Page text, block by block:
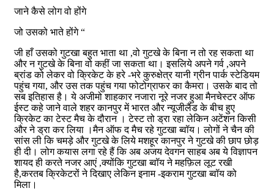
जाने कैसे लोग वो होंगे
जो उसको भाते होंगे “
जी हाँ उसको गुटखा बहुत भाता था ,वो गुटखे के बिना न तो रह सकता था
और न गुटखे के बिना वो कहीं जा सकता था। इसलिये अपने गर्व ,अपने
ब्रांड को लेकर वो क्रिकेट के हरे -भरे कुरुक्षेत्र यानी ग्रीन पार्क स्टेडियम
पहुंच गया, और उस तक पहुंच गया फोटोग्राफर का कैमरा। उसके बाद तो
सब इतिहास है। ये अजीमो शाहकार नजारा नूरे नजर हुआ मैनचेस्टर ऑफ
ईस्ट कहे जाने वाले शहर कानपुर में भारत और न्यूजीलैंड के बीच हुए
क्रिकेट का टेस्ट मैच के दौरान । टेस्ट तो ड्रा रहा लेकिन अटेंशन किसी
और ने ड्रा कर लिया ।मैन ऑफ द मैच रहे गुटखा ब्वॉय। लोगों ने चैन की
सांस ली कि चमड़े और गुटखे के लिये मशहूर कानपुर ने गुटखे की छाप छोड़
ही दी। लोग कयास लगा रहे हैं कि अब अजय देवगन साहब अब ये विज्ञापन
शायद ही करते नजर आएं ,क्योंकि गुटखा ब्वॉय ने महफ़िल लूट रखी
है,करतब क्रिकेटरों ने दिखाए लेकिन इनाम -इकराम गुटखा ब्वॉय को
मिला।